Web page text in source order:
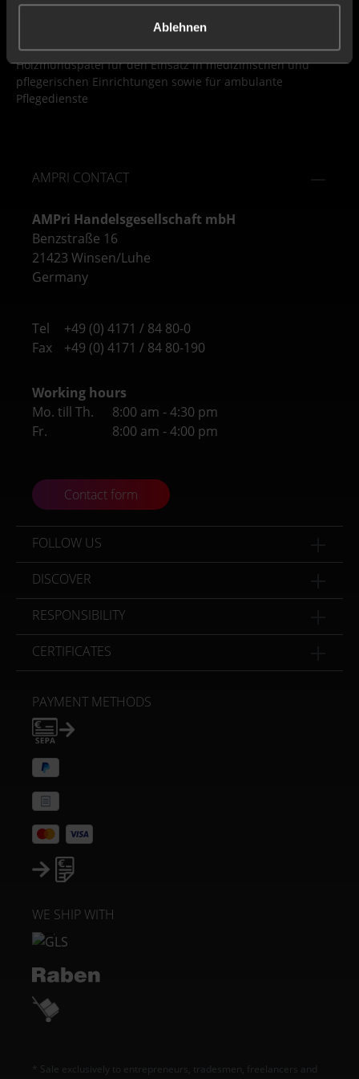
Ablehnen
Wooden mouth spatula for use in medical and nursing
facilities and for outpatient care services
Holzmundspatel für den Einsatz in medizinischen und
pflegerischen Einrichtungen sowie für ambulante
Pflegedienste
AMPRI CONTACT
AMPri Handelsgesellschaft mbH
Benzstraße 16
21423 Winsen/Luhe
Germany
Tel
+49 (0) 4171 / 84 80-0
Fax
+49 (0) 4171 / 84 80-190
Working hours
Mo. till Th.
8:00 am - 4:30 pm
Fr.
8:00 am - 4:00 pm
Contact form
FOLLOW US
DISCOVER
RESPONSIBILITY
CERTIFICATES
PAYMENT METHODS
WE SHIP WITH
* Sale exclusively to entrepreneurs, tradesmen, freelancers and